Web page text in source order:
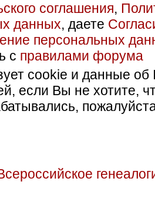
соглашения,
данных, даете
персональных
с правилами форума
cookie и данные об
если Вы не хотите,